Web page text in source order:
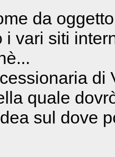
da
i vari siti
di
quale
sul dove